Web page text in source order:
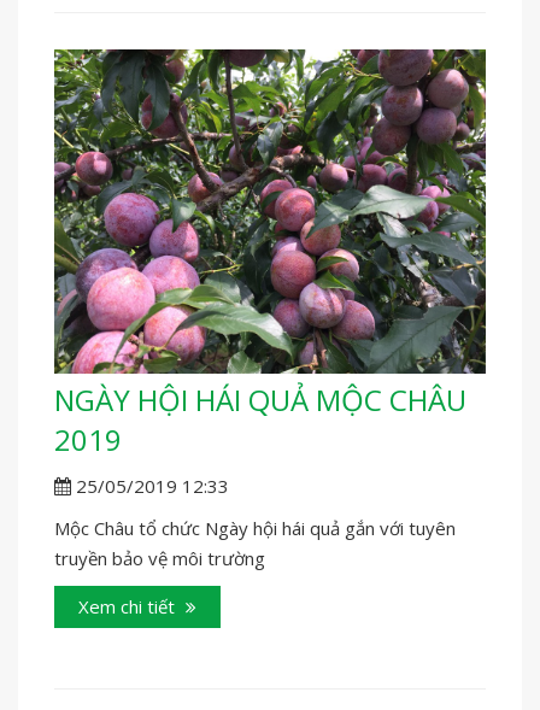
NGÀY HỘI HÁI QUẢ MỘC CHÂU
2019
25/05/2019 12:33
Mộc Châu tổ chức Ngày hội hái quả gắn với tuyên
truyền bảo vệ môi trường
Xem chi tiết